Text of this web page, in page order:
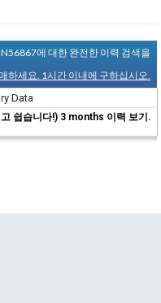
에 대한 완전한 이력 검색을
하세요. 1시간 이내에 구하십시오.
Data
쉽습니다!) 3 months 이력 보기.